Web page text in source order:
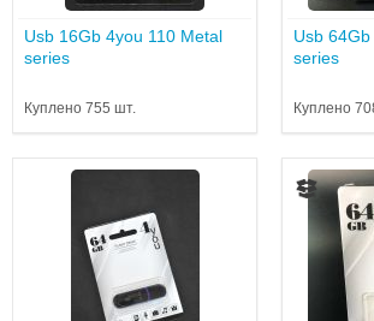
Usb 16Gb 4you 110 Metal
series
Куплено 755 шт.
Usb
series
Куплено